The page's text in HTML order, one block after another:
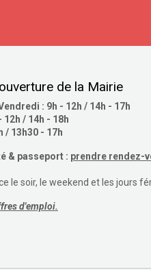
de la Mairie
: 9h - 12h / 14h - 17h
/ 14h - 18h
/ 13h30 - 17h
& passeport : prendre rendez-
le soir, le weekend et les jours
d'emploi.